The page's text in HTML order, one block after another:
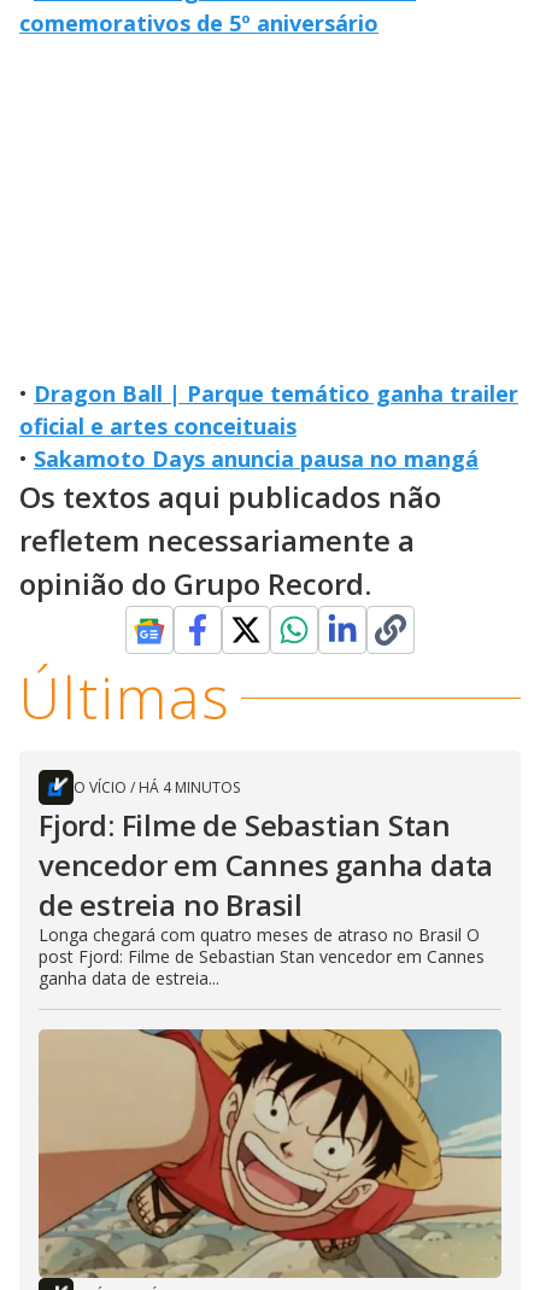
comemorativos de 5º aniversário
• Dragon Ball | Parque temático ganha trailer
oficial e artes conceituais
• Sakamoto Days anuncia pausa no mangá
Os textos aqui publicados não
refletem necessariamente a
opinião do Grupo Record.
Últimas
O VÍCIO / HÁ 4 MINUTOS
Fjord: Filme de Sebastian Stan
vencedor em Cannes ganha data
de estreia no Brasil
Longa chegará com quatro meses de atraso no Brasil O
post Fjord: Filme de Sebastian Stan vencedor em Cannes
ganha data de estreia...